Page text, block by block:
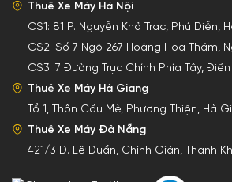
Thuê Xe Máy Hà Nội
CS1: 81 P. Nguyễn Khả Trạc, Phú Diễn,
CS2: Số 7 Ngõ 267 Hoàng Hoa Thám,
CS3: 7 Đường Trục Chính Phía Tây,
Thuê Xe Máy Hà Giang
Tổ 1, Thôn Cầu Mè, Phương Thiện, Hà
Thuê Xe Máy Đà Nẵng
421/3 Đ. Lê Duẩn, Chính Gián, Thanh